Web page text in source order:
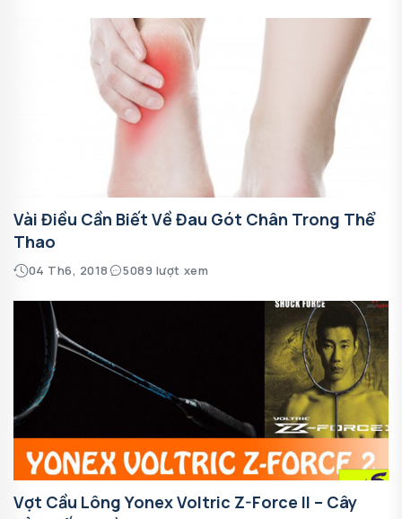
Vài Điều Cần Biết Về Đau Gót Chân Trong Thể
Thao
04 Th6, 2018 5089 lượt xem
Vợt Cầu Lông Yonex Voltric Z-Force II – Cây